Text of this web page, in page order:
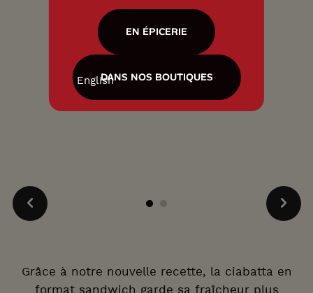
Grâce à notre nouvelle recette, la ciabatta en
EN ÉPICERIE
DANS NOS BOUTIQUES
English